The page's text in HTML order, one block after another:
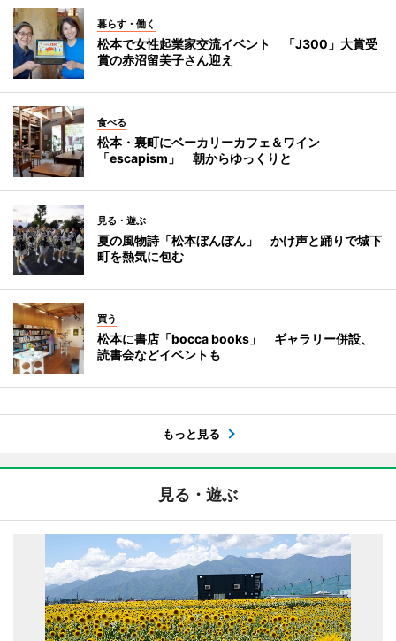
暮らす・働く
松本で女性起業家交流イベント 「J300」大賞受
賞の赤沼留美子さん迎え
食べる
松本・裏町にベーカリーカフェ＆ワイン
「escapism」 朝からゆっくりと
見る・遊ぶ
夏の風物詩「松本ぼんぼん」 かけ声と踊りで城下
町を熱気に包む
買う
松本に書店「bocca books」 ギャラリー併設、
読書会などイベントも
もっと見る
見る・遊ぶ